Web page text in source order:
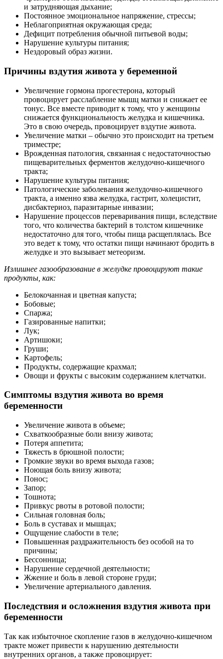
и затрудняющая дыхание;
Постоянное эмоциональное напряжение, стрессы;
Неблагоприятная окружающая среда;
Дефицит потребления обычной питьевой воды;
Нарушение культуры питания;
Нездоровый образ жизни.
Причины вздутия живота у беременной
Увеличение гормона прогестерона, который
провоцирует расслабление мышц матки и снижает ее
тонус. Все вместе приводит к тому, что у женщины
снижается функциональность желудка и кишечника.
Это в свою очередь, провоцирует вздутие живота.
Увеличение матки – обычно это происходит на третьем
триместре;
Врожденная патология, связанная с недостаточностью
пищеварительных ферментов желудочно-кишечного
тракта;
Нарушение культуры питания;
Патологические заболевания желудочно-кишечного
тракта, а именно язва желудка, гастрит, холецистит,
дисбактериоз, паразитарные инвазии;
Нарушение процессов переваривания пищи, вследствие
того, что количества бактерий в толстом кишечнике
недостаточно для того, чтобы пища расщеплялась. Все
это ведет к тому, что остатки пищи начинают бродить в
желудке и это вызывает метеоризм.
Излишнее газообразование в желудке провоцируют такие
продукты, как:
Белокочанная и цветная капуста;
Бобовые;
Спаржа;
Газированные напитки;
Лук;
Артишоки;
Груши;
Картофель;
Продукты, содержащие крахмал;
Овощи и фрукты с высоким содержанием клетчатки.
Симптомы вздутия живота во время
беременности
Увеличение живота в объеме;
Схваткообразные боли внизу живота;
Потеря аппетита;
Тяжесть в брюшной полости;
Громкие звуки во время выхода газов;
Ноющая боль внизу живота;
Понос;
Запор;
Тошнота;
Привкус рвоты в ротовой полости;
Сильная головная боль;
Боль в суставах и мышцах;
Ощущение слабости в теле;
Повышенная раздражительность без особой на то
причины;
Бессонница;
Нарушение сердечной деятельности;
Жжение и боль в левой стороне груди;
Увеличение артериального давления.
Последствия и осложнения вздутия живота при
беременности
Так как избыточное скопление газов в желудочно-кишечном
тракте может привести к нарушению деятельности
внутренних органов, а также провоцирует: